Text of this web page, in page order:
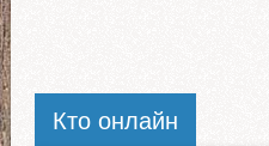
Кто онлайн